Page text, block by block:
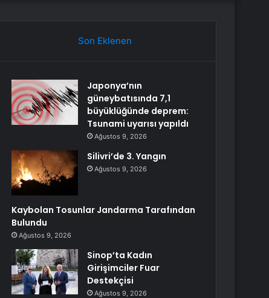
Son Eklenen
Japonya’nın
güneybatısında 7,1
büyüklüğünde deprem:
Tsunami uyarısı yapıldı
Ağustos 9, 2026
Silivri’de 3. Yangın
Ağustos 9, 2026
Kaybolan Tosunlar Jandarma Tarafından
Bulundu
Ağustos 9, 2026
Sinop’ta Kadın
Girişimciler Fuar
Destekçisi
Ağustos 9, 2026